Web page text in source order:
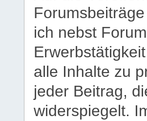
ich nebst
alle Inhalte zu
jeder Beitrag,
widerspiegelt.